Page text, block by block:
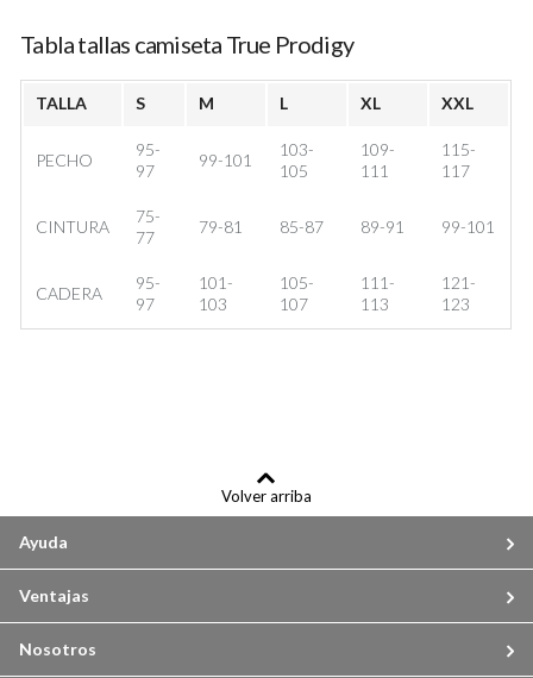
Tabla tallas camiseta True Prodigy
TALLA S M L XL XXL
PECHO
95-
97
99-101
103-
105
109-
111
115-
117
CINTURA
75-
77
79-81 85-87 89-91 99-101
CADERA
95-
97
101-
103
105-
107
111-
113
121-
123
Volver arriba
Ayuda
Ventajas
Nosotros